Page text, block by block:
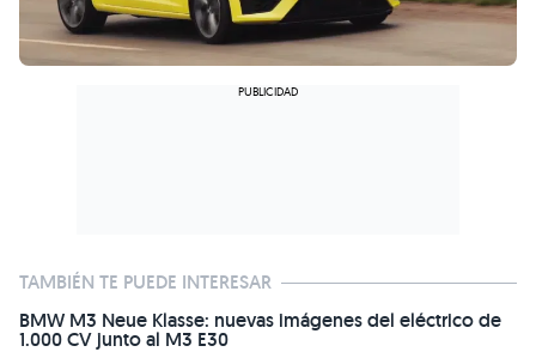
TAMBIÉN TE PUEDE INTERESAR
BMW M3 Neue Klasse: nuevas imágenes del eléctrico de
1.000 CV junto al M3 E30